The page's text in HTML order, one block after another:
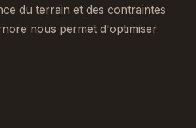
du terrain et des contraintes
nous permet d'optimiser